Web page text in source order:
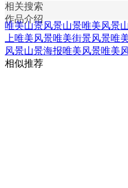
相关搜索
作品介绍
唯美山景风景山景唯美风景
上唯美风景唯美街景风景唯
风景山景海报唯美风景唯美
相似推荐